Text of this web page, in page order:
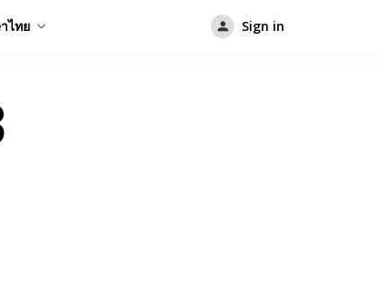
ไทย Sign in